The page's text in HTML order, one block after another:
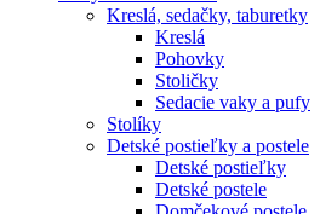
Kreslá, sedačky, taburetky
Kreslá
Pohovky
Stoličky
Sedacie vaky a pufy
Stolíky
Detské postieľky a postele
Detské postieľky
Detské postele